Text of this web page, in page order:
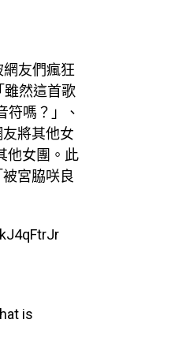
友們瘋狂
雖然這首歌
符嗎？」、
將其他女
他女團。此
宮脇咲良
is